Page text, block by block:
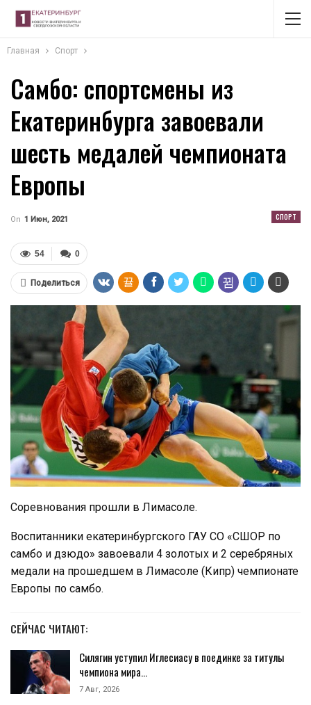
Главная Спорт
Самбо: спортсмены из
Екатеринбурга завоевали
шесть медалей чемпионата
Европы
СПОРТ
On 1 Июн, 2021
0
54
Поделиться
Соревнования прошли в Лимасоле.
Воспитанники екатеринбургского ГАУ СО «СШОР по
самбо и дзюдо» завоевали 4 золотых и 2 серебряных
медали на прошедшем в Лимасоле (Кипр) чемпионате
Европы по самбо.
СЕЙЧАС ЧИТАЮТ:
Силягин уступил Иглесиасу в поединке за титулы
чемпиона мира…
7 Авг, 2026